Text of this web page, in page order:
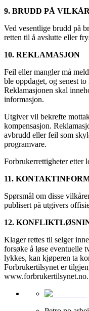
9. BRUDD PÅ
Ved vesentlige brudd på
retten til å avslutte eller
10. REKLAMASJON
Feil eller mangler må
ble oppdaget, og senest
Reklamasjonen skal
informasjon.
Utgiver vil bekrefte
kompensasjon.
avbrudd eller feil som
programvare.
Forbrukerrettigheter etter
11.
Spørsmål om disse
publisert på utgivers
12.
Klager rettes til selger
forsøke å løse eventuelle
lykkes, kan kjøperen ta
Forbrukertilsynet er
www.forbrukertilsynet.no.